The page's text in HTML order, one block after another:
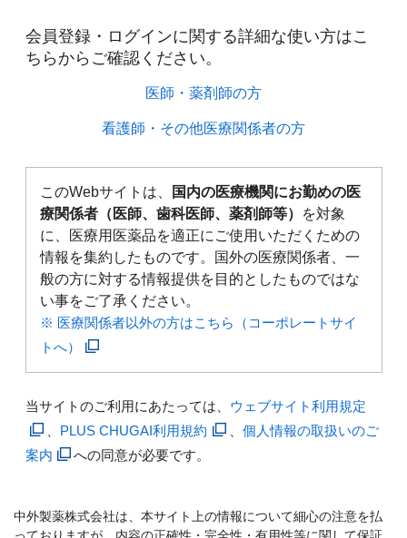
会員登録・ログインに関する詳細な使い方はこ
ちらからご確認ください。​
医師・薬剤師の方​
看護師・その他医療関係者の方​
このWebサイトは、
国内の医療機関にお勤めの医
療関係者（医師、歯科医師、薬剤師等）
を対象
に、医療用医薬品を適正にご使用いただくための
情報を集約したものです。国外の医療関係者、一
般の方に対する情報提供を目的としたものではな
い事をご了承ください。
※ 医療関係者以外の方はこちら（コーポレートサイ
トへ）
当サイトのご利用にあたっては、 ウェブサイト利用規定
PLUS CHUGAI利用規約
個人情報の取扱いのご
案内
への同意が必要です。
中外製薬株式会社は、本サイト上の情報について細心の注意を払
っておりますが、内容の正確性・完全性・有用性等に関して保証